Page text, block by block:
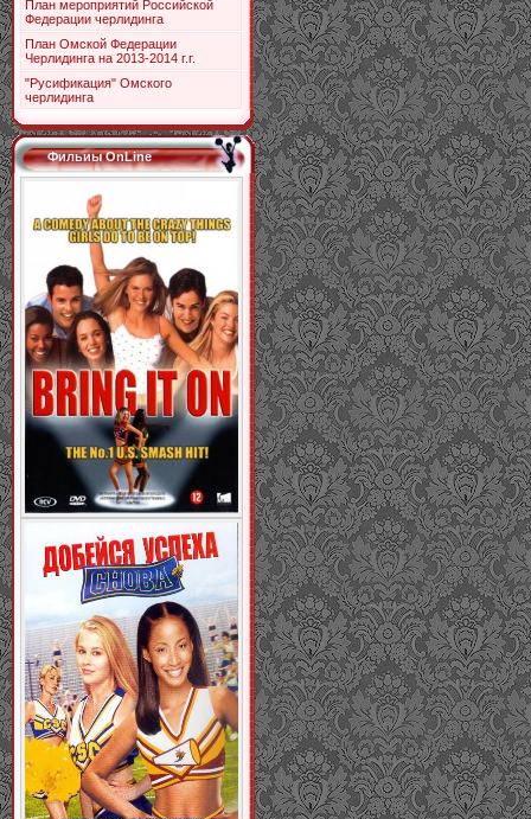
План мероприятий Российской
Федерации черлидинга
План Омской Федерации
Черлидинга на 2013-2014 г.г.
"Русификация" Омского
черлидинга
Фильиы OnLine